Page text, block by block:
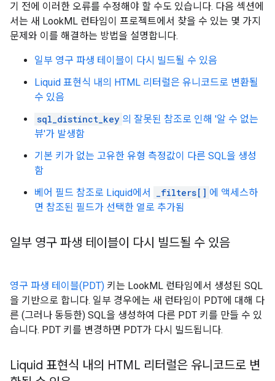
기 전에 이러한 오류를 수정해야 할 수도 있습니다. 다음 섹션에
서는 새 LookML 런타임이 프로젝트에서 찾을 수 있는 몇 가지
문제와 이를 해결하는 방법을 설명합니다.
일부 영구 파생 테이블이 다시 빌드될 수 있음
Liquid 표현식 내의 HTML 리터럴은 유니코드로 변환될
수 있음
sql_distinct_key 의 잘못된 참조로 인해 '알 수 없는
뷰'가 발생함
기본 키가 없는 고유한 유형 측정값이 다른 SQL을 생성
함
베어 필드 참조로 Liquid에서
_filters[] 에 액세스하
면 참조된 필드가 선택한 열로 추가됨
일부 영구 파생 테이블이 다시 빌드될 수 있음
영구 파생 테이블(PDT) 키는 LookML 런타임에서 생성된 SQL
을 기반으로 합니다. 일부 경우에는 새 런타임이 PDT에 대해 다
른 (그러나 동등한) SQL을 생성하여 다른 PDT 키를 만들 수 있
습니다. PDT 키를 변경하면 PDT가 다시 빌드됩니다.
Liquid 표현식 내의 HTML 리터럴은 유니코드로 변